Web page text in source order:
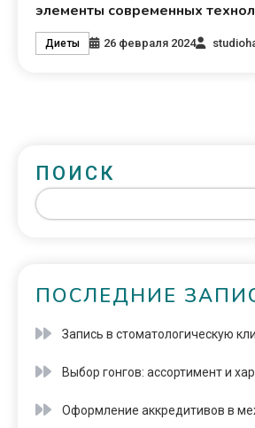
элементы современных
Диеты 26 февраля 2024
ПОИСК
ПОСЛЕДНИЕ
Запись в стоматологическую
Выбор гонгов: ассортимент и
Оформление аккредитивов в